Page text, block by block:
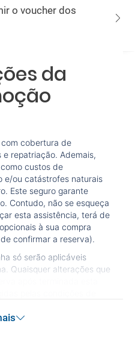
o voucher dos
da
com cobertura de
repatriação. Ademais,
custos de
e/ou catástrofes naturais
Este seguro garante
Contudo, não se esqueça
esta assistência, terá de
à sua compra
confirmar a reserva).
só serão aplicáveis
Quaisquer alterações que